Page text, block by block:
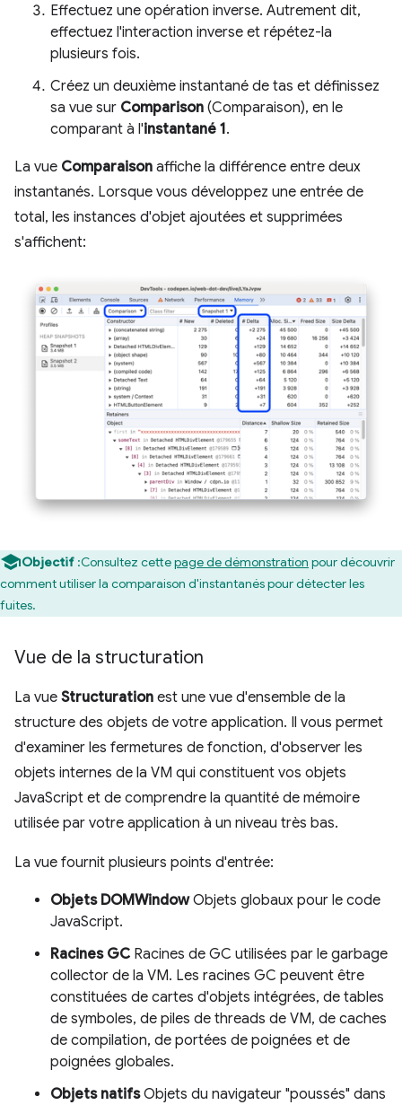
Effectuez une opération inverse. Autrement dit,
effectuez l'interaction inverse et répétez-la
plusieurs fois.
Créez un deuxième instantané de tas et définissez
sa vue sur Comparison (Comparaison), en le
comparant à l'instantané 1.
La vue Comparaison affiche la différence entre deux
instantanés. Lorsque vous développez une entrée de
total, les instances d'objet ajoutées et supprimées
s'affichent:
Objectif :Consultez cettepage de démonstration pour découvrir
comment utiliser la comparaison d'instantanés pour détecter les
fuites.
Vue de la structuration
La vue Structuration est une vue d'ensemble de la
structure des objets de votre application. Il vous permet
d'examiner les fermetures de fonction, d'observer les
objets internes de la VM qui constituent vos objets
JavaScript et de comprendre la quantité de mémoire
utilisée par votre application à un niveau très bas.
La vue fournit plusieurs points d'entrée:
Objets DOMWindowObjets globaux pour le code
JavaScript.
Racines GC Racines de GC utilisées par le garbage
collector de la VM. Les racines GC peuvent être
constituées de cartes d'objets intégrées, de tables
de symboles, de piles de threads de VM, de caches
de compilation, de portées de poignées et de
poignées globales.
Objets natifsObjets du navigateur "poussés" dans